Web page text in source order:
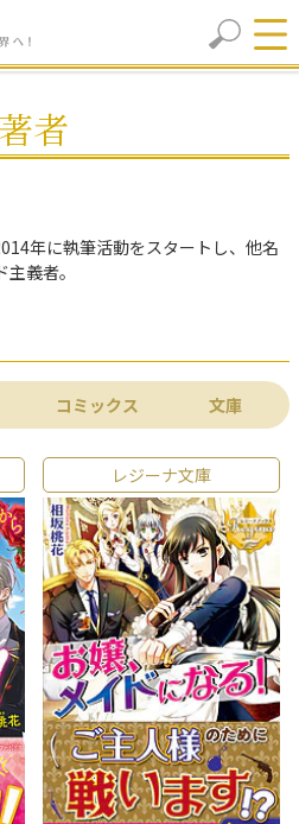
著者
年に執筆活動をスタートし、他名
義者。
コミックス 文庫
レジーナ文庫